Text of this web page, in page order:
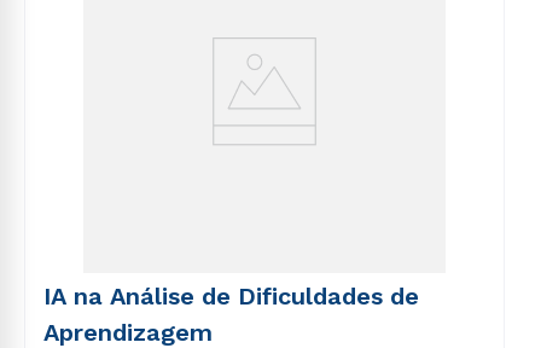
IA na Análise de Dificuldades de
Aprendizagem